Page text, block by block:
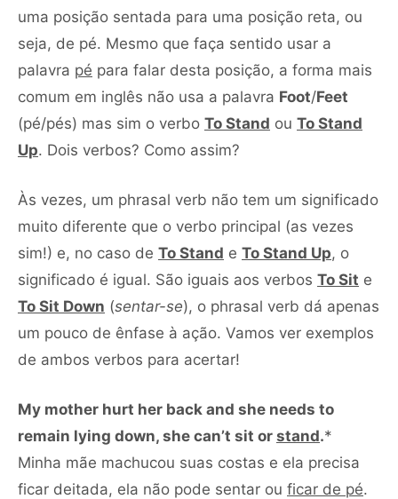
uma posição sentada para uma posição reta, ou
seja, de pé. Mesmo que faça sentido usar a
palavra pé para falar desta posição, a forma mais
comum em inglês não usa a palavra Foot/Feet
(pé/pés) mas sim o verbo To Stand ou To Stand
Up. Dois verbos? Como assim?
Às vezes, um phrasal verb não tem um significado
muito diferente que o verbo principal (as vezes
sim!) e, no caso de To Stand e To Stand Up, o
significado é igual. São iguais aos verbos To Sit e
To Sit Down (sentar-se), o phrasal verb dá apenas
um pouco de ênfase à ação. Vamos ver exemplos
de ambos verbos para acertar!
My mother hurt her back and she needs to
remain lying down, she can’t sit or stand.*
Minha mãe machucou suas costas e ela precisa
ficar deitada, ela não pode sentar ou ficar de pé.